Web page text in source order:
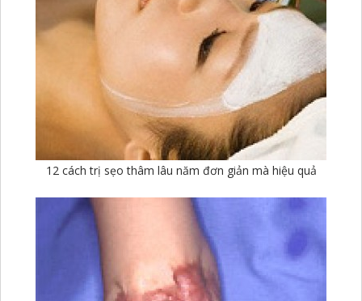
12 cách trị sẹo thâm lâu năm đơn giản mà hiệu quả